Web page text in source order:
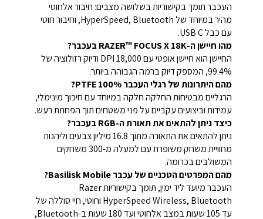
העכבר תומך בקישוריות בשלושה מצבים: חיבור אלחוטי
מהיר במיוחד של HyperSpeed, Bluetooth, וחיבור חוטי
עם כבל USB C.
מהו חיישן ה-RAZER™ FOCUS X 18K בעכבר?
החיישן הוא חיישן אופטי עם 18,000 DPI ודיוק רזולוציה של
99.4%, המספק דיוק ברמה הגבוהה ביותר.
מהם היתרונות של רגלי העכבר 100% PTFE?
הרגליים מבטיחות החלקה חלקה במיוחד עם חיכוך מינימלי,
עמידות וביצועים עקביים על פני משטחים תוך הפחתת רעש.
כיצד ניתן להתאים את תאורת ה-RGB בעכבר?
ניתן להתאים את התאורה מתוך 16.8 מיליון צבעים וליהנות
מחוויית משחק משופרת עם למעלה מ-300 משחקים
המשולבים בכרומה.
מהם המפרטים הטכניים של עכבר Basilisk Mobile?
העכבר מיועד ליד ימין, תומך בקישוריות Razer
HyperSpeed Wireless, Bluetooth וחוטי, חיי סוללה של
עד 105 שעות במצב אלחוטי ועד 180 שעות ב-Bluetooth,